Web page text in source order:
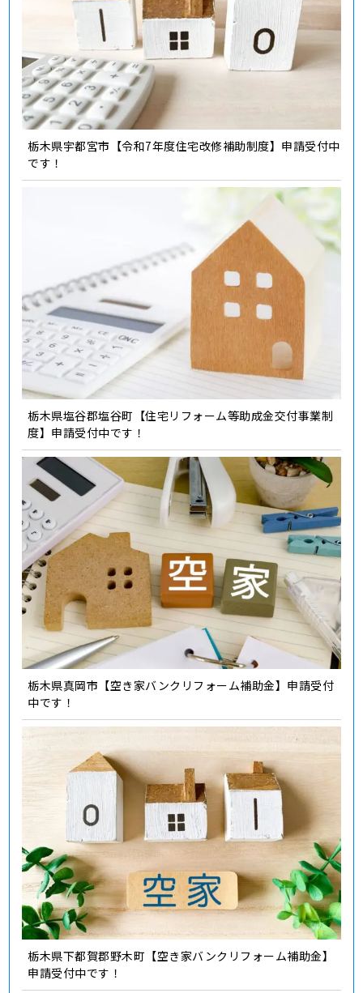
栃木県宇都宮市【令和7年度住宅改修補助制度】申請受付中
です！
栃木県塩谷郡塩谷町【住宅リフォーム等助成金交付事業制
度】申請受付中です！
栃木県真岡市【空き家バンクリフォーム補助金】申請受付
中です！
栃木県下都賀郡野木町【空き家バンクリフォーム補助金】
申請受付中です！